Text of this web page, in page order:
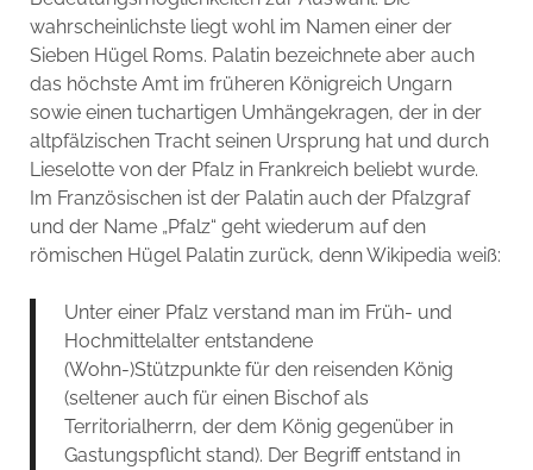
wahrscheinlichste liegt wohl im Namen einer der
Sieben Hügel Roms. Palatin bezeichnete aber auch
das höchste Amt im früheren Königreich Ungarn
sowie einen tuchartigen Umhängekragen, der in der
altpfälzischen Tracht seinen Ursprung hat und durch
Lieselotte von der Pfalz in Frankreich beliebt wurde.
Im Französischen ist der Palatin auch der Pfalzgraf
und der Name „Pfalz“ geht wiederum auf den
römischen Hügel Palatin zurück, denn Wikipedia weiß:
Unter einer Pfalz verstand man im Früh- und
Hochmittelalter entstandene
(Wohn-)Stützpunkte für den reisenden König
(seltener auch für einen Bischof als
Territorialherrn, der dem König gegenüber in
Gastungspflicht stand). Der Begriff entstand in